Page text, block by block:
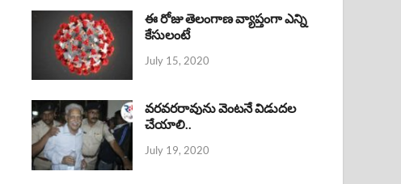
ఈ రోజు తెలంగాణ వ్యాప్తంగా ఎన్ని
కేసులంటే
July 15, 2020
వరవరరావును వెంటనే విడుదల
చేయాలి..
July 19, 2020